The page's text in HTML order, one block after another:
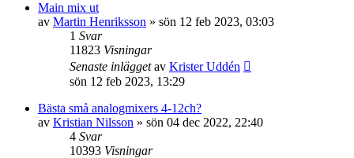
Main mix ut
av Martin Henriksson » sön 12 feb 2023, 03:03
1 Svar
11823 Visningar
Senaste inläggetav Krister Uddén
sön 12 feb 2023, 13:29
Bästa små analogmixers 4-12ch?
av Kristian Nilsson » sön 04 dec 2022, 22:40
4 Svar
10393 Visningar